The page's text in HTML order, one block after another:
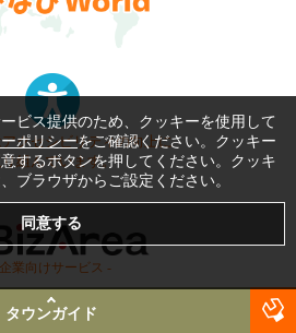
クセシビリティの向上に
り組んでいます。
業向けサービス -
タウンガイド
ビス提供のため、クッキーを使用して
ポリシーをご確認ください。クッキー
するボタンを押してください。クッキ
ブラウザからご設定ください。